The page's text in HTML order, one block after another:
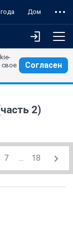
Дом
свое
Согласен
2)
7 ... 18